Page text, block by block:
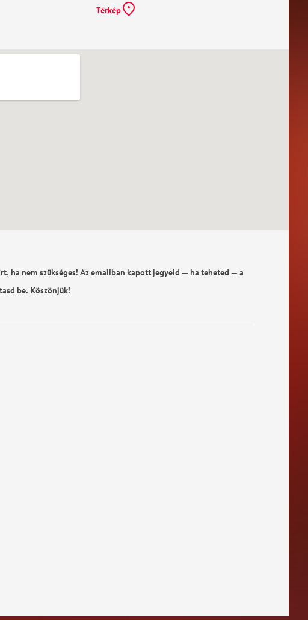
Térkép
ha nem szükséges! Az emailban kapott jegyeid — ha teheted — a
be. Köszönjük!